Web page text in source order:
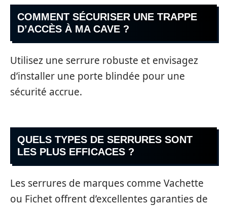
COMMENT SÉCURISER UNE TRAPPE
D’ACCÈS À MA CAVE ?
Utilisez une serrure robuste et envisagez
d’installer une porte blindée pour une
sécurité accrue.
QUELS TYPES DE SERRURES SONT
LES PLUS EFFICACES ?
Les serrures de marques comme Vachette
ou Fichet offrent d’excellentes garanties de